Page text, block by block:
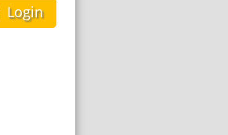
Login